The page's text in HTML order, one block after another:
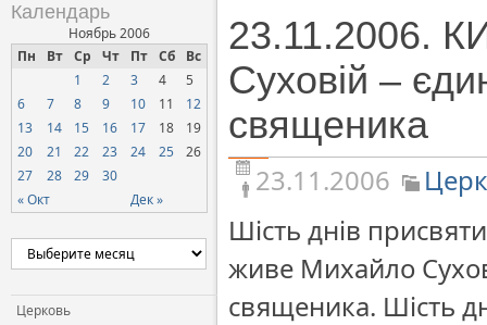
Межконфессиональные
отношения
Нарушения прав
верующих
Официальная хроника
Расколы, ереси, секты
СОЦИАЛЬНОЕ
Церковь и власть
Церковь и общество
Церковь и СМИ
История
Хроники
Календарь
Ноябрь 2006
Пн
Вт Ср Чт Пт Сб Вс
« Окт Дек »
1 2 3 4
5
6
7 8 9 10 11
12
13
14 15 16 17 18
19
20
21 22 23 24 25
26
27
28 29 30
Церковь
23.11.2006.
Суховій –
священика
23.11.2006
Шість днів
живе Михайло
священика. Шість